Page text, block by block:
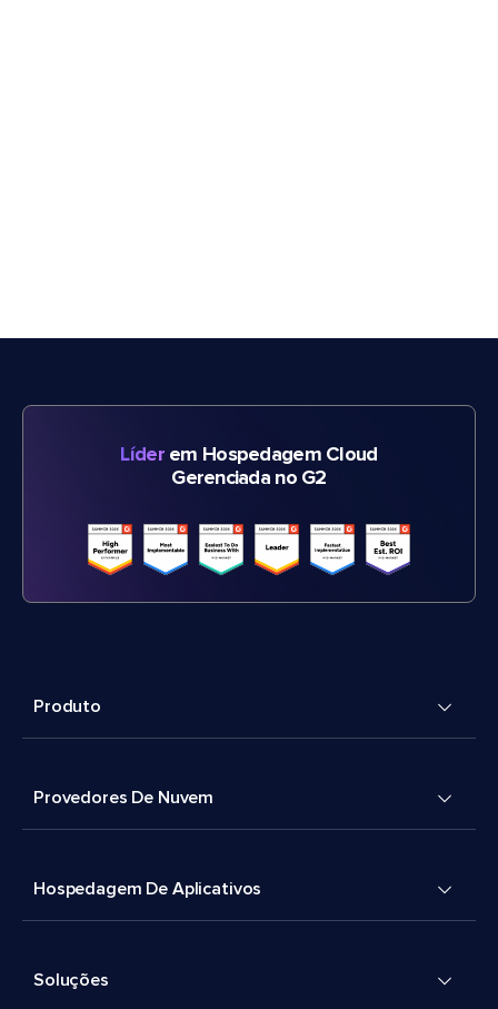
Líderem Hospedagem Cloud
Gerenciada no G2
Produto
Provedores De Nuvem
Hospedagem De Aplicativos
Soluções